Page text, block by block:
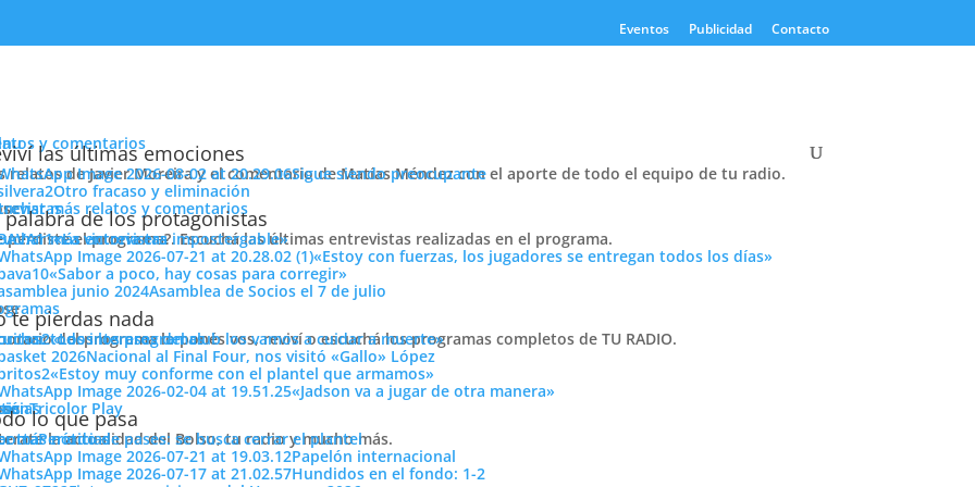
Eventos Publicidad Contacto
y comentarios
las últimas emociones
relatos de Javier Moreira y el comentario de Matías Méndez con el aporte de todo el equipo de tu radio.
Sigue siendo preocupante
Otro fracaso y eliminación
más relatos y comentarios
palabra de los protagonistas
perdiste el programa?. Escuchá las últimas entrevistas realizadas en el programa.
más entrevistas
«La victoria era impostergable»
«Estoy con fuerzas, los jugadores se entregan todos los días»
«Sabor a poco, hay cosas para corregir»
Asamblea de Socios el 7 de julio
te pierdas nada
del programa lo ponés vos, reviví o escuchá los programas completos de TU RADIO.
todos los programas
«Los intereses del club los vamos a cuidar a muerte»
Nacional al Final Four, nos visitó «Gallo» López
«Estoy muy conforme con el plantel que armamos»
«Jadson va a jugar de otra manera»
Play
lo que pasa
la actualidad del Bolso, tu radio y mucho más.
más noticias
Período de pases: se busca cerrar el plantel
Papelón internacional
Hundidos en el fondo: 1-2
vida: 0-0
CON CHANCES EN LA LIBERTADORES
Medellín, en la ciudad de Pereira, por la 4ta. fecha del Grupo F de la
Tweets by PasionTricolor1